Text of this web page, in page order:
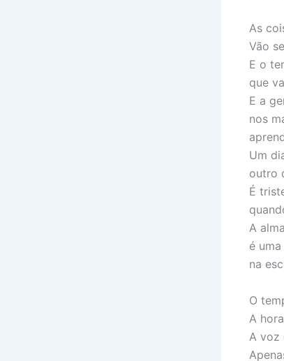
As
Vão
E o
que
E a
nos
Um
outro
É
A
é
na
O
A
A voz